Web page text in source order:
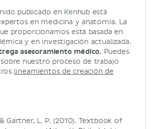
publicado en Kenhub está
en medicina y anatomía. La
proporcionamos está basada en
y en investigación actualizada.
asesoramiento médico. Puedes
nuestro proceso de trabajo
lineamientos de creación de
Gartner, L. P. (2010). Textbook of